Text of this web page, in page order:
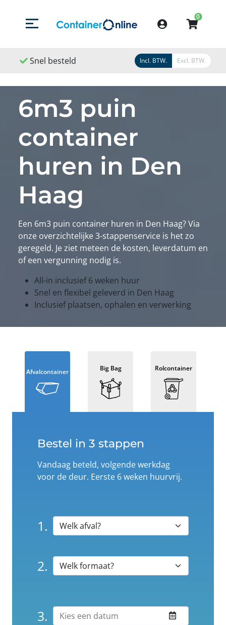
Menu openen/sluiten
Account
0
besteld Snel geleverd Snel
Incl. BTW. Excl. BTW.
6m3 puin
container
huren in Den
Haag
Een 6m3 puin container huren in Den Haag? Via
onze overzichtelijke 3-stappenservice is het zo
geregeld. Je ziet meteen de kosten, leverdatum en
of een vergunning nodig is.
All-in inclusief 6 weken huur
Snel en flexibel geleverd in Den Haag
Inclusief plaatsen, ophalen en verwerking
Afvalcontainer Big Bag Rolcontainer
Bestel in 3 stappen
Vandaag beteld, volgende werkdag
voor de deur. Eerste 6 weken huurvrij.
1.
2.
3.